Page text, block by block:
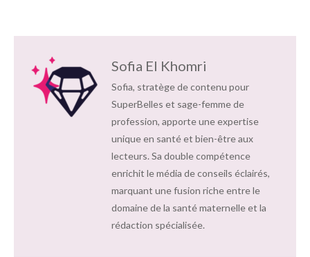
Sofia El Khomri
Sofia, stratège de contenu pour
SuperBelles et sage-femme de
profession, apporte une expertise
unique en santé et bien-être aux
lecteurs. Sa double compétence
enrichit le média de conseils éclairés,
marquant une fusion riche entre le
domaine de la santé maternelle et la
rédaction spécialisée.